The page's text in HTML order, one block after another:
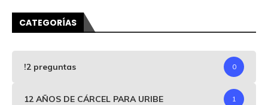
CATEGORÍAS
!2 preguntas 0
12 AÑOS DE CÁRCEL PARA URIBE 1